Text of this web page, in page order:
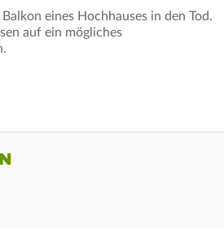
eines Hochhauses in den Tod.
auf ein mögliches